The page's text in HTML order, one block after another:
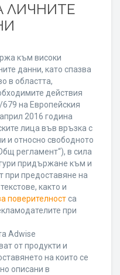
ЛИЧНИТЕ
към високи
данни, като спазва
в областта,
действия
на Европейския
2016 година
лица във връзка с
и относно свободното
регламент“), в сила
придържане към и
при предоставяне на
както и
поверителностса
при
Adwise
от продукти и
на които се
описани в